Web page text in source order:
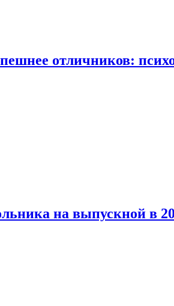
отличников:
на выпускной в